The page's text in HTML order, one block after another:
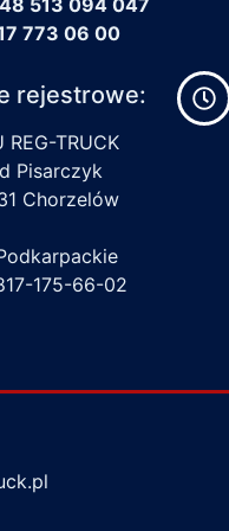
513 094 047
773 06 00
rejestrowe:
REG-TRUCK
Pisarczyk
Chorzelów
175-66-02